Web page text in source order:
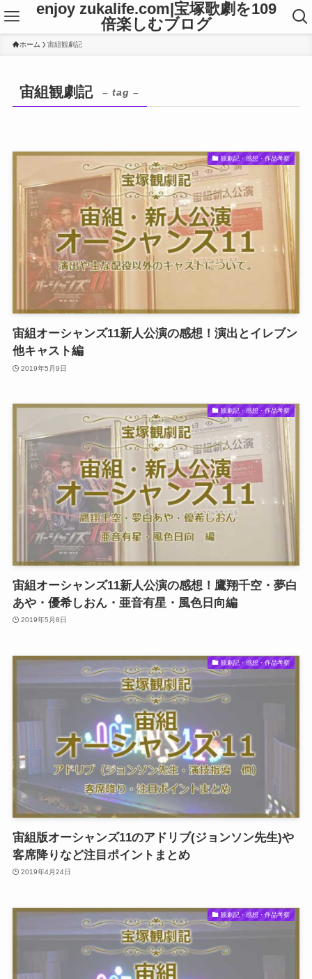
enjoy zukalife.com|宝塚歌劇を109
倍楽しむブログ
ホーム 宙組観劇記
宙組観劇記 – tag –
観劇記・感想・作品考察
宙組オーシャンズ11新人公演の感想！演出とイレブン
他キャスト編
2019年5月9日
観劇記・感想・作品考察
宙組オーシャンズ11新人公演の感想！鷹翔千空・夢白
あや・優希しおん・亜音有星・風色日向編
2019年5月8日
観劇記・感想・作品考察
宙組版オーシャンズ11のアドリブ(ジョンソン先生)や
客席降りなど注目ポイントまとめ
2019年4月24日
観劇記・感想・作品考察